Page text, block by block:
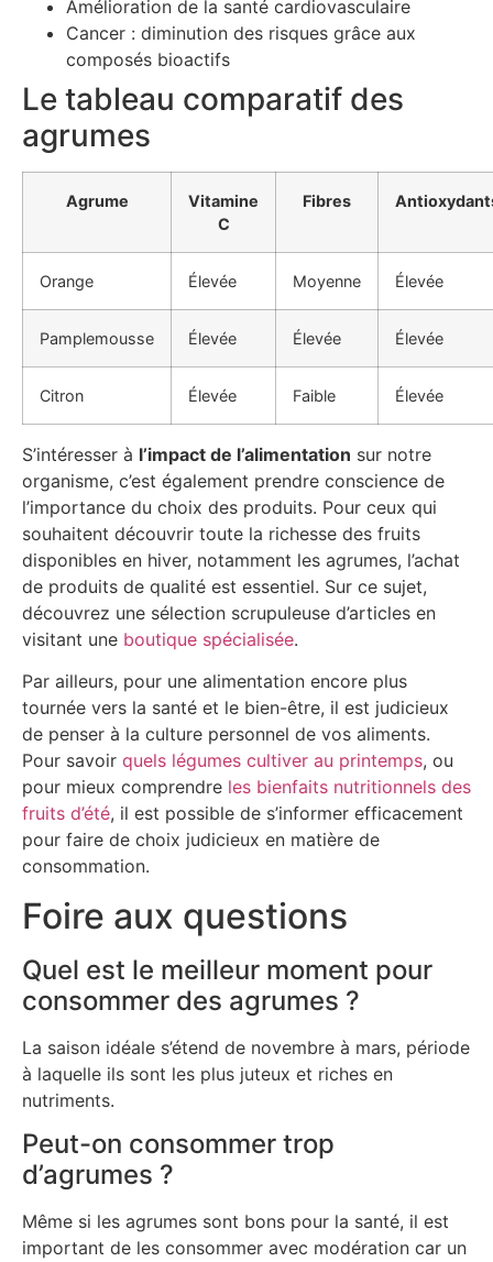
Amélioration de la santé cardiovasculaire
Cancer : diminution des risques grâce aux
composés bioactifs
Le tableau comparatif des
agrumes
Agrume
Vitamine
C
Fibres
Orange Élevée Moyenne Élevée
Pamplemousse Élevée Élevée Élevée
Citron Élevée Faible Élevée
S’intéresser à l’impact de l’alimentation sur notre
organisme, c’est également prendre conscience de
l’importance du choix des produits. Pour ceux qui
souhaitent découvrir toute la richesse des fruits
disponibles en hiver, notamment les agrumes, l’achat
de produits de qualité est essentiel. Sur ce sujet,
découvrez une sélection scrupuleuse d’articles en
visitant une boutique spécialisée.
Par ailleurs, pour une alimentation encore plus
tournée vers la santé et le bien-être, il est judicieux
de penser à la culture personnel de vos aliments.
Pour savoir quels légumes cultiver au printemps, ou
pour mieux comprendre les bienfaits nutritionnels des
fruits d’été, il est possible de s’informer efficacement
pour faire de choix judicieux en matière de
consommation.
Foire aux questions
Quel est le meilleur moment pour
consommer des agrumes ?
La saison idéale s’étend de novembre à mars, période
à laquelle ils sont les plus juteux et riches en
nutriments.
Peut-on consommer trop
d’agrumes ?
Même si les agrumes sont bons pour la santé, il est
important de les consommer avec modération car un